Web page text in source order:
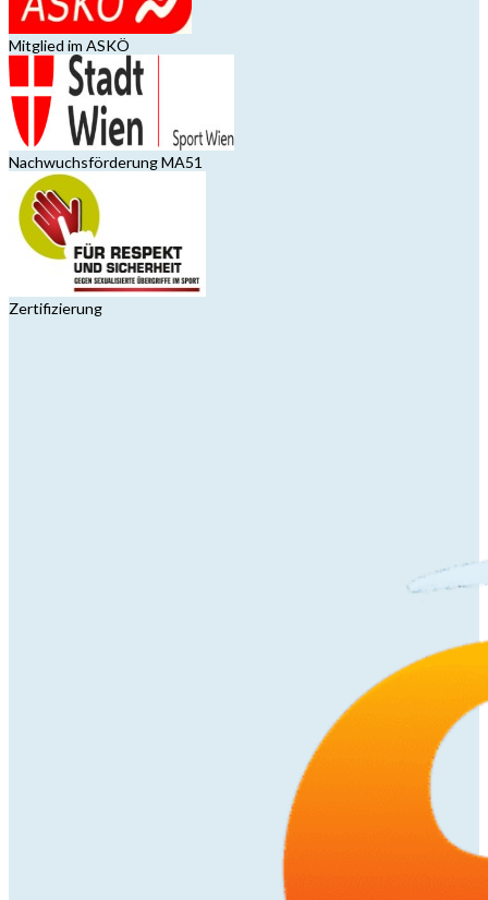
Mitglied im ASKÖ
Nachwuchsförderung MA51
Zertifizierung